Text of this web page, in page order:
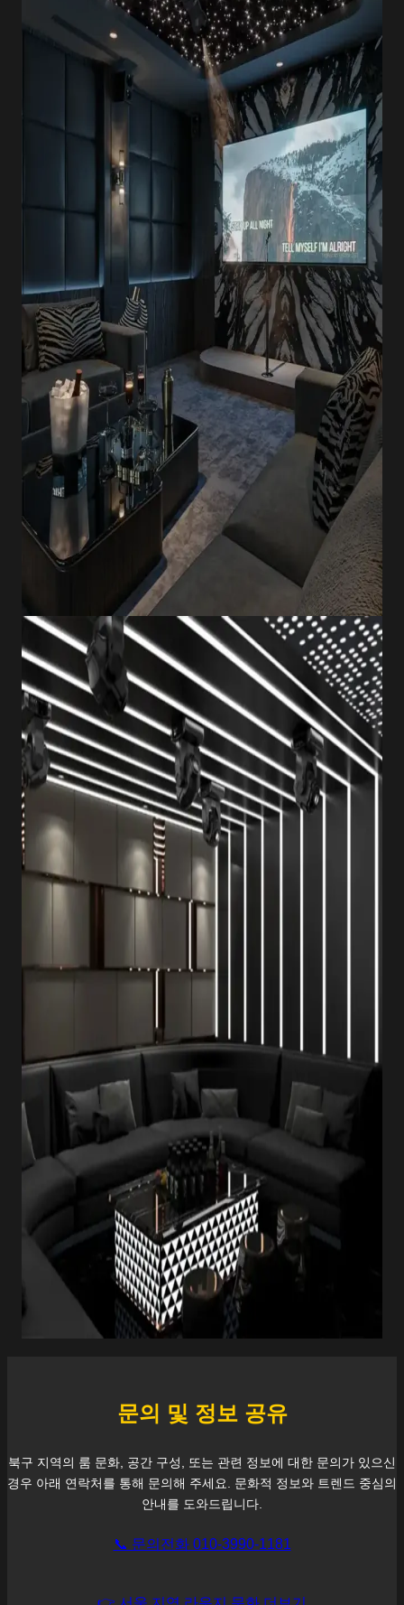
문의 및 정보 공유
북구 지역의 룸 문화, 공간 구성, 또는 관련 정보에 대한 문의가 있으신
경우 아래 연락처를 통해 문의해 주세요. 문화적 정보와 트렌드 중심의
안내를 도와드립니다.
📞 문의전화 010-3990-1181